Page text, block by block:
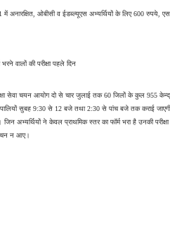
में अनारक्षित, ओबीसी व ईडब्ल्यूएस अभ्यर्थियों के लिए 600 रुपये,
वालों की परीक्षा पहले दिन
सेवा चयन आयोग दो से चार जुलाई तक 60 जिलों के कुल 955
सुबह 9:30 से 12 बजे तथा 2:30 से पांच बजे तक कराई
जिन अभ्यर्थियों ने केवल प्राथमिक स्तर का फॉर्म भरा है उनकी
न आए।